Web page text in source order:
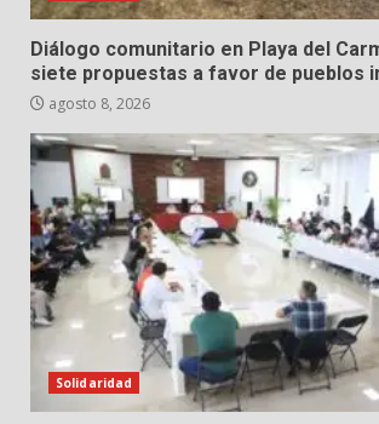
Diálogo comunitario en Playa del
siete propuestas a favor de pueblos
agosto 8, 2026
Solidaridad